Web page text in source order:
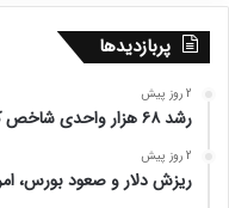
پربازدیدها
2 روز پیش
رشد ۶۸ هزار واحدی شاخص کل بورس
2 روز پیش
ریزش دلار و صعود بورس،